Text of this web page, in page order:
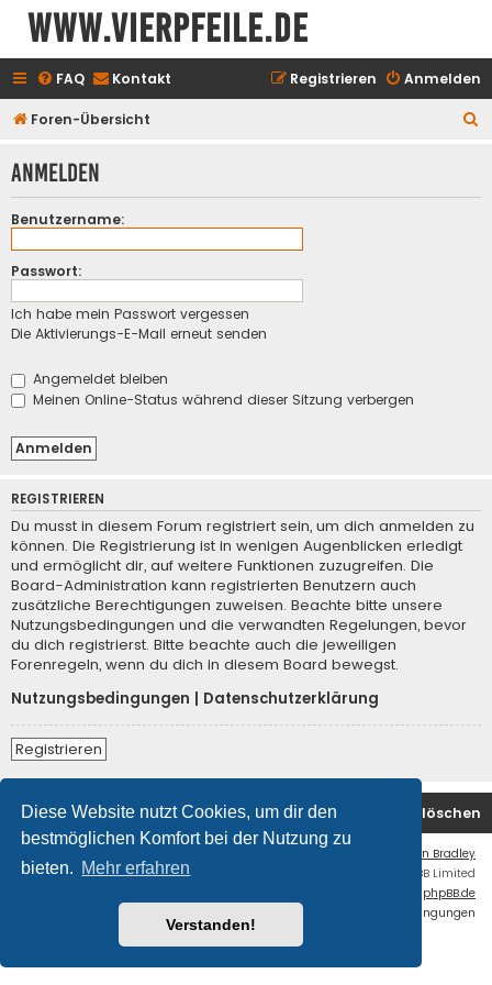
Diese Website nutzt Cookies, um dir den
bestmöglichen Komfort bei der Nutzung zu
bieten. Mehr erfahren
Verstanden!
www.vierpfeile.de
FAQ Kontakt Anmelden
Registrieren
Foren-Übersicht
h
Anmelden
Benutzername:
Passwort:
Ich habe mein Passwort vergessen
Die Aktivierungs-E-Mail erneut senden
Angemeldet bleiben
Meinen Online-Status während dieser Sitzung verbergen
REGISTRIEREN
Du musst in diesem Forum registriert sein, um dich anmelden zu
können. Die Registrierung ist in wenigen Augenblicken erledigt
und ermöglicht dir, auf weitere Funktionen zuzugreifen. Die
Board-Administration kann registrierten Benutzern auch
zusätzliche Berechtigungen zuweisen. Beachte bitte unsere
Nutzungsbedingungen und die verwandten Regelungen, bevor
du dich registrierst. Bitte beachte auch die jeweiligen
Forenregeln, wenn du dich in diesem Board bewegst.
Nutzungsbedingungen
Datenschutzerklärung
Registrieren
Foren-Übersicht Alle Cookies löschen
Kontakt
Ian Bradley
Powered by
® Forum Software © phpBB Limited
phpBB.de
Nutzungsbedingungen